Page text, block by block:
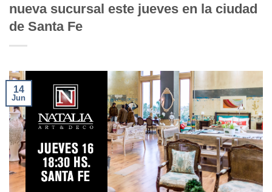
nueva sucursal este jueves en la ciudad
de Santa Fe
14
Jun